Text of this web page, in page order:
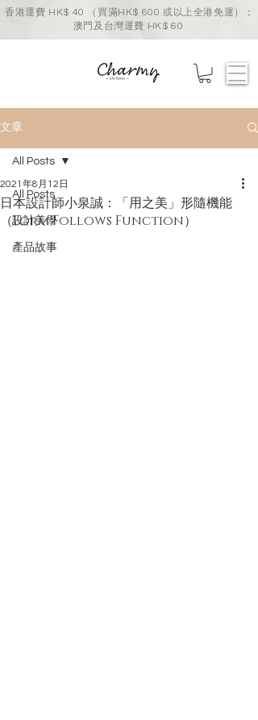
香港運費 HK$ 40 （買滿HK$ 600 或以上全港免運）；
澳門及台灣運費 HK$ 60
文章
All Posts
設計美學
產品故事
All Posts
日本設計師小泉誠：「用之美」形隨機能
（Form Follows Function）
2021年8月12日